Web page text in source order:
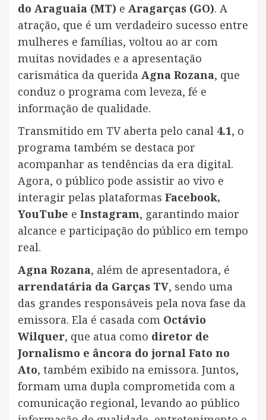
do Araguaia (MT) e Aragarças (GO). A
atração, que é um verdadeiro sucesso entre
mulheres e famílias, voltou ao ar com
muitas novidades e a apresentação
carismática da querida Agna Rozana, que
conduz o programa com leveza, fé e
informação de qualidade.
Transmitido em TV aberta pelo canal 4.1, o
programa também se destaca por
acompanhar as tendências da era digital.
Agora, o público pode assistir ao vivo e
interagir pelas plataformas Facebook,
YouTube e Instagram, garantindo maior
alcance e participação do público em tempo
real.
Agna Rozana, além de apresentadora, é
arrendatária da Garças TV, sendo uma
das grandes responsáveis pela nova fase da
emissora. Ela é casada com Octávio
Wilquer, que atua como diretor de
Jornalismo e âncora do jornal Fato no
Ato, também exibido na emissora. Juntos,
formam uma dupla comprometida com a
comunicação regional, levando ao público